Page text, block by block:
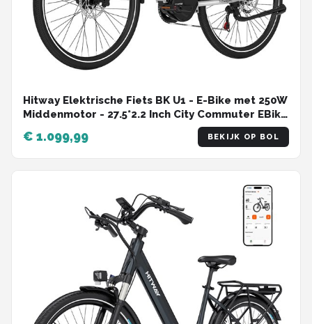
Hitway Elektrische Fiets BK U1 - E-Bike met 250W
Middenmotor - 27.5*2.2 Inch City Commuter EBike
met Afneembare 36V 13Ah Lithium Batterij - 7
Versnellingen - IP54 Waterdicht
€ 1.099,99 BEKIJK OP BOL